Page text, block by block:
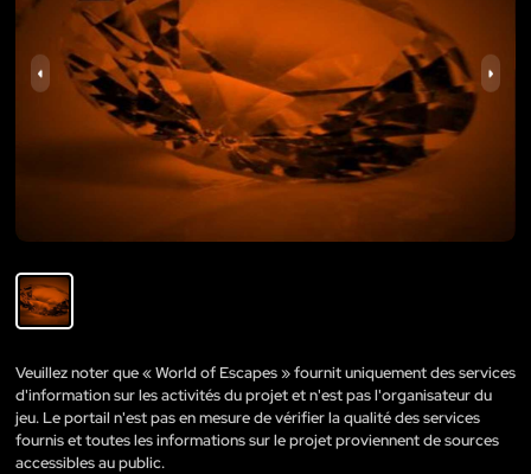
Veuillez noter que « World of Escapes » fournit uniquement des services
d'information sur les activités du projet et n'est pas l'organisateur du
jeu. Le portail n'est pas en mesure de vérifier la qualité des services
fournis et toutes les informations sur le projet proviennent de sources
accessibles au public.